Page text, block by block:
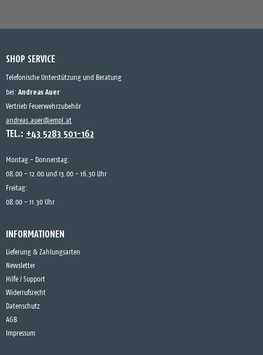
SHOP SERVICE
Telefonische Unterstützung und Beratung
bei: Andreas Auer
Vertrieb Feuerwehrzubehör
andreas.auer@empl.at
TEL.: +43 5283 501-162
Montag - Donnerstag:
08.00 - 12.00 und 13.00 - 16.30 Uhr
Freitag:
08.00 - 11.30 Uhr
INFORMATIONEN
Lieferung & Zahlungsarten
Newsletter
Hilfe / Support
Widerrufsrecht
Datenschutz
AGB
Impressum